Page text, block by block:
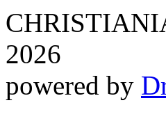
2026
powered by